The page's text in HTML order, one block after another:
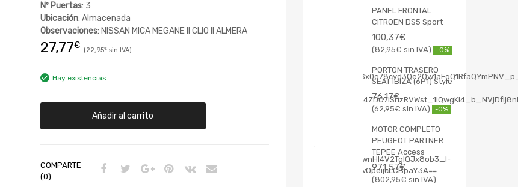
Nº Puertas: 3
Ubicación: Almacenada
Observaciones: NISSAN MICA MEGANE II CLIO II ALMERA
27,77€ 22,95€
Hay existencias
Añadir al carrito
COMPARTE
(0)
PANEL FRONTAL
CITROEN DS5 Sport
100,37€
82,95€ -0%
PORTON TRASERO
SEAT IBIZA (6P1) Style
76,17€
62,95€ -0%
MOTOR COMPLETO
PEUGEOT PARTNER
TEPEE Access
971,57€
802,95€